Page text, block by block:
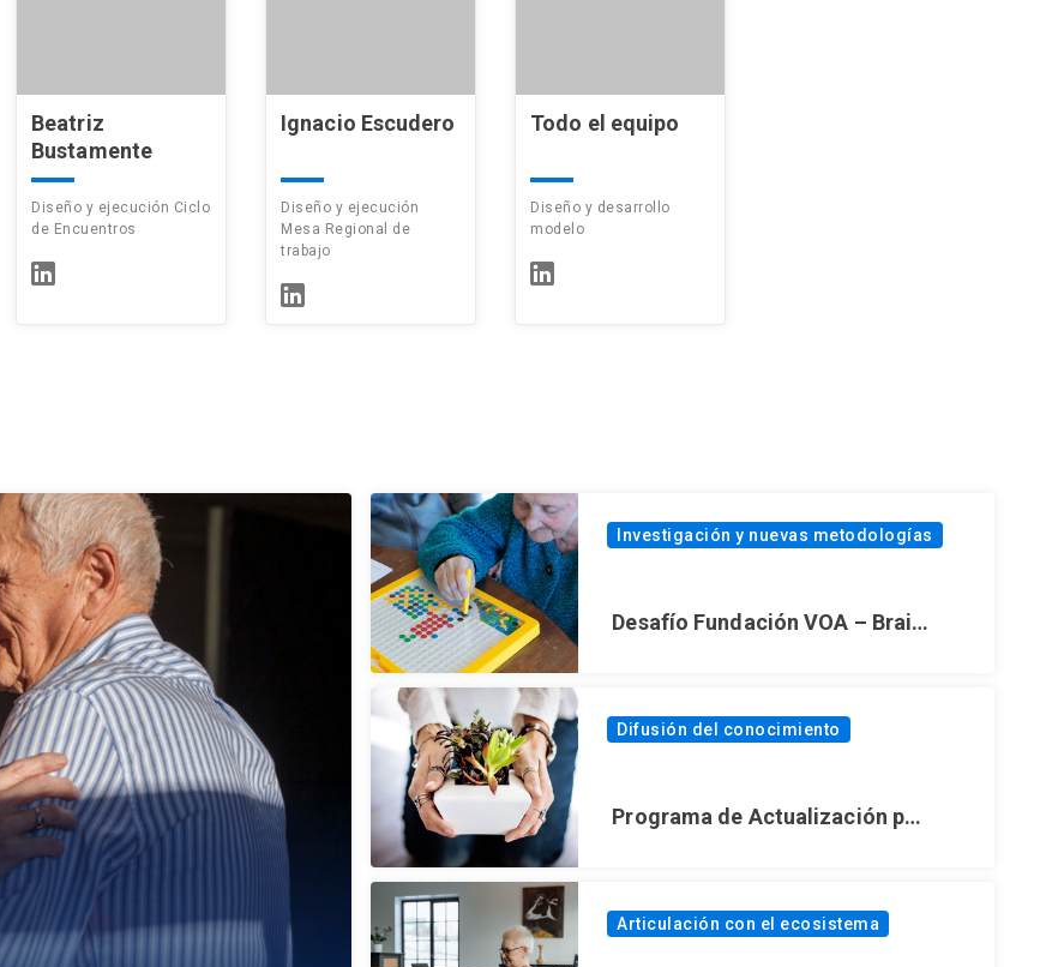
Beatriz
Bustamente
Diseño y ejecución Ciclo
de Encuentros
Ignacio Escudero
Diseño y ejecución
Mesa Regional de
trabajo
Todo el equipo
Diseño y desarrollo
modelo
Investigación y nuevas metodologías
Desafío Fundación VOA – Braintoys
Difusión del conocimiento
Programa de Actualización para Emprendedores Senior
Articulación con el ecosistema